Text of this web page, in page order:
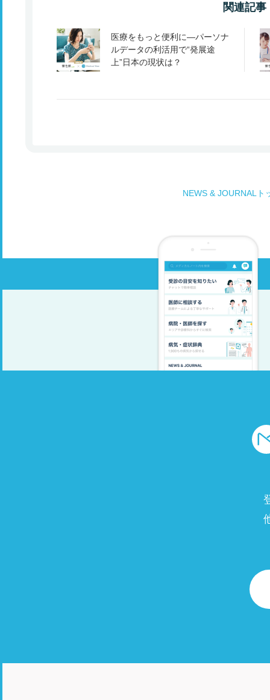
関連記事
医療をもっと便利に―パーソナ
ルデータの利活用で“発展途
上”日本の現状は？
NEWS & JOURNALト